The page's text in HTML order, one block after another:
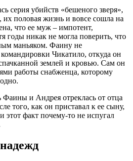
серия убийств «бешеного зверя»,
половая жизнь и вовсе сошла на
что ее муж – импотент,
годы никак не могла поверить, что
маньяком. Фаину не
Чикатило, откуда он
землей и кровью. Сам он
работы снабженца, которому
Фаины и Андрея отреклась от отца
того, как он приставал к ее сыну,
этот факт почему-то не испугал